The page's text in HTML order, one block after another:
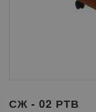
СЖ - 02 РТВ